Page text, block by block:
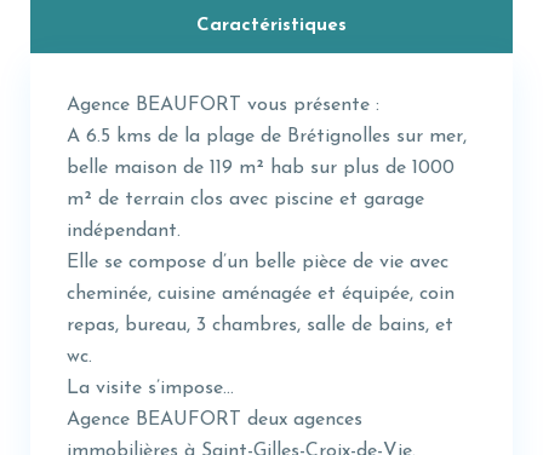
Caractéristiques
Agence BEAUFORT vous présente :
A 6.5 kms de la plage de Brétignolles sur mer,
belle maison de 119 m² hab sur plus de 1000
m² de terrain clos avec piscine et garage
indépendant.
Elle se compose d’un belle pièce de vie avec
cheminée, cuisine aménagée et équipée, coin
repas, bureau, 3 chambres, salle de bains, et
wc.
La visite s’impose…
Agence BEAUFORT deux agences